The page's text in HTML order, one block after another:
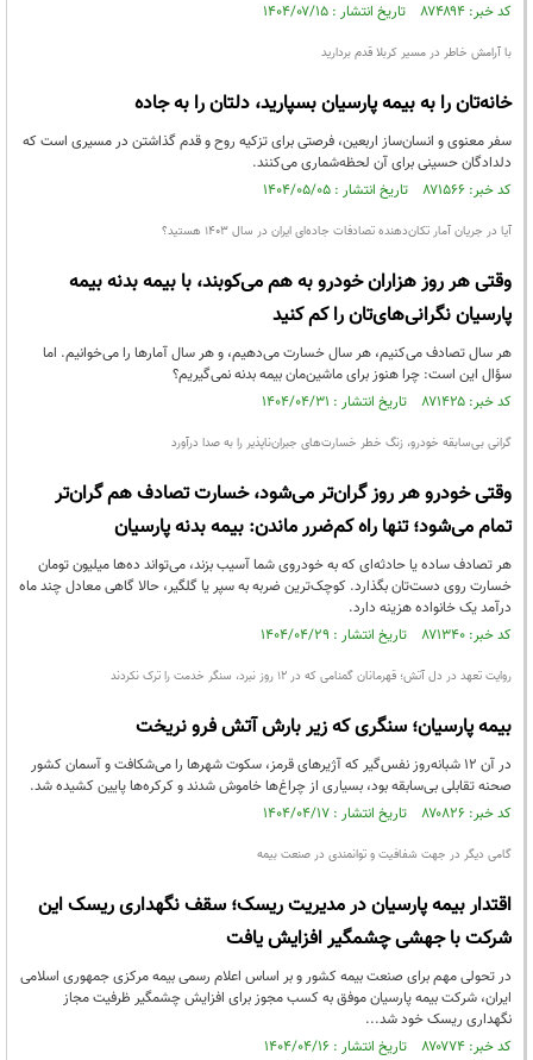
کد خبر: ۸۷۴۸۹۴ تاریخ انتشار : ۱۴۰۴/۰۷/۱۵
با آرامش خاطر در مسیر کربلا قدم بردارید
خانه‌تان را به بیمه پارسیان بسپارید، دلتان را به جاده
سفر معنوی و انسان‌ساز اربعین، فرصتی برای تزکیه روح و قدم گذاشتن در مسیری است که
دلدادگان حسینی برای آن لحظه‌شماری می‌کنند.
کد خبر: ۸۷۱۵۶۶ تاریخ انتشار : ۱۴۰۴/۰۵/۰۵
آیا در جریان آمار تکان‌دهنده تصادفات جاده‌ای ایران در سال ۱۴۰۳ هستید؟
وقتی هر روز هزاران خودرو به هم می‌کوبند، با بیمه بدنه بیمه
پارسیان نگرانی‌های‌تان را کم کنید
هر سال تصادف می‌کنیم، هر سال خسارت می‌دهیم، و هر سال آمارها را می‌خوانیم. اما
سؤال این است: چرا هنوز برای ماشین‌مان بیمه بدنه نمی‌گیریم؟
کد خبر: ۸۷۱۴۲۵ تاریخ انتشار : ۱۴۰۴/۰۴/۳۱
گرانی بی‌سابقه خودرو، زنگ خطر خسارت‌های جبران‌ناپذیر را به صدا درآورد
وقتی خودرو هر روز گران‌تر می‌شود، خسارت تصادف هم گران‌تر
تمام می‌شود؛ تنها راه کم‌ضرر ماندن: بیمه بدنه پارسیان
هر تصادف ساده یا حادثه‌ای که به خودروی شما آسیب بزند، می‌تواند ده‌ها میلیون تومان
خسارت روی دست‌تان بگذارد. کوچک‌ترین ضربه به سپر یا گلگیر، حالا گاهی معادل چند ماه
درآمد یک خانواده هزینه دارد.
کد خبر: ۸۷۱۳۴۰ تاریخ انتشار : ۱۴۰۴/۰۴/۲۹
روایت تعهد در دل آتش؛ قهرمانان گمنامی که در ۱۲ روز نبرد، سنگر خدمت را ترک نکردند
بیمه پارسیان؛ سنگری که زیر بارش آتش فرو نریخت
در آن ۱۲ شبانه‌روز نفس‌گیر که آژیرهای قرمز، سکوت شهرها را می‌شکافت و آسمان کشور
صحنه تقابلی بی‌سابقه بود، بسیاری از چراغ‌ها خاموش شدند و کرکره‌ها پایین کشیده شد.
کد خبر: ۸۷۰۸۲۶ تاریخ انتشار : ۱۴۰۴/۰۴/۱۷
گامی دیگر در جهت شفافیت و توانمندی در صنعت بیمه
اقتدار بیمه پارسیان در مدیریت ریسک؛ سقف نگهداری ریسک این
شرکت با جهشی چشمگیر افزایش یافت
در تحولی مهم برای صنعت بیمه کشور و بر اساس اعلام رسمی بیمه مرکزی جمهوری اسلامی
ایران، شرکت بیمه پارسیان موفق به کسب مجوز برای افزایش چشمگیر ظرفیت مجاز
نگهداری ریسک خود شد...
کد خبر: ۸۷۰۷۷۴ تاریخ انتشار : ۱۴۰۴/۰۴/۱۶